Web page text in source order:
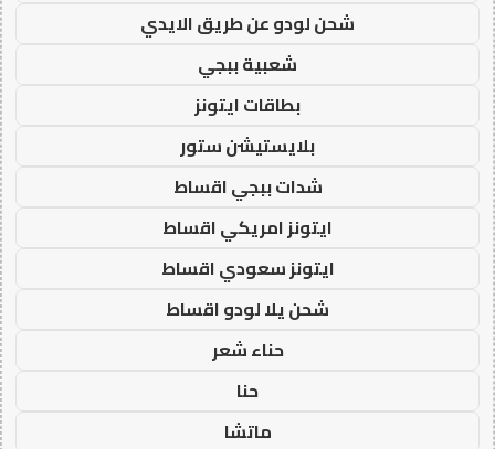
شحن لودو عن طريق الايدي
شعبية ببجي
بطاقات ايتونز
بلايستيشن ستور
شدات ببجي اقساط
ايتونز امريكي اقساط
ايتونز سعودي اقساط
شحن يلا لودو اقساط
حناء شعر
حنا
ماتشا